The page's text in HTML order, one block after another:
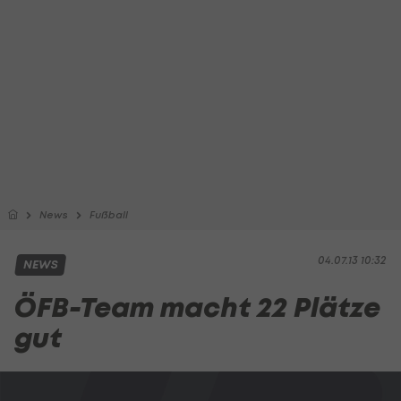
News Fußball
04.07.13 10:32
NEWS
ÖFB-Team macht 22 Plätze
gut